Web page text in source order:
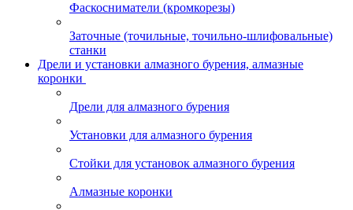
Фаскосниматели (кромкорезы)
Заточные (точильные, точильно-шлифовальные)
станки
Дрели и установки алмазного бурения, алмазные
коронки
Дрели для алмазного бурения
Установки для алмазного бурения
Стойки для установок алмазного бурения
Алмазные коронки